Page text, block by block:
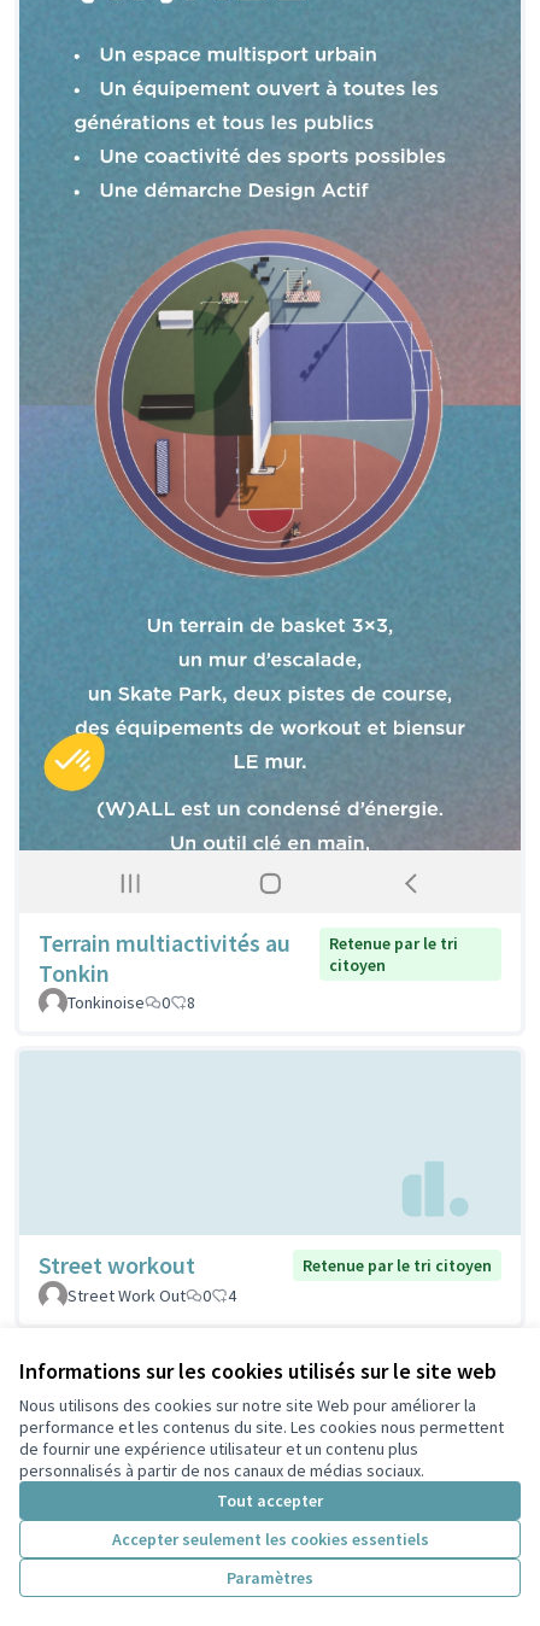
Informations sur les cookies utilisés sur le site web
Nous utilisons des cookies sur notre site Web pour améliorer la
performance et les contenus du site. Les cookies nous permettent
de fournir une expérience utilisateur et un contenu plus
personnalisés à partir de nos canaux de médias sociaux.
Tout accepter
Accepter seulement les cookies essentiels
Paramètres
Terrain multiactivités au
Tonkin
Retenue par le tri
citoyen
Tonkinoise
0 8
Street workout
Retenue par le tri citoyen
Street Work Out
0 4
Stations de réparation
vélos
Retenue par le tri